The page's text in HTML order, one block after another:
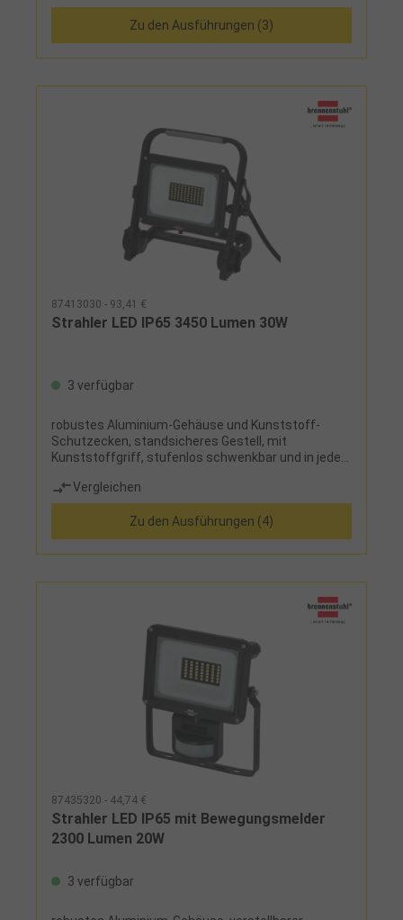
Zu den Ausführungen (3)
87413030 - 93,41 €
Strahler LED IP65 3450 Lumen 30W
3 verfügbar
robustes Aluminium-Gehäuse und Kunststoff-
Schutzecken, standsicheres Gestell, mit
Kunststoffgriff, stufenlos schwenkbar und in jeder
Vergleichen
Zu den Ausführungen (4)
87435320 - 44,74 €
Strahler LED IP65 mit Bewegungsmelder
2300 Lumen 20W
3 verfügbar